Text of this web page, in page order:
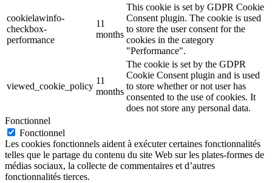
cookielawinfo-
checkbox-
performance
11
months
This cookie is set by GDPR Cookie
Consent plugin. The cookie is used
to store the user consent for the
cookies in the category
"Performance".
viewed_cookie_policy
11
months
The cookie is set by the GDPR
Cookie Consent plugin and is used
to store whether or not user has
consented to the use of cookies. It
does not store any personal data.
Fonctionnel
Fonctionnel
Les cookies fonctionnels aident à exécuter certaines fonctionnalités
telles que le partage du contenu du site Web sur les plates-formes de
médias sociaux, la collecte de commentaires et d’autres
fonctionnalités tierces.